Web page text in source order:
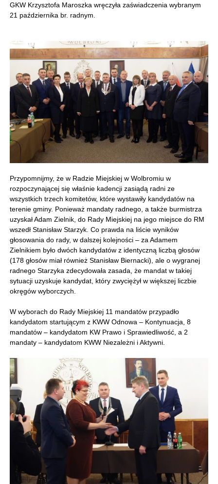
GKW Krzysztofa Maroszka wręczyła zaświadczenia wybranym
21 października br. radnym.
Przypomnijmy, że w Radzie Miejskiej w Wolbromiu w
rozpoczynającej się właśnie kadencji zasiądą radni ze
wszystkich trzech komitetów, które wystawiły kandydatów na
terenie gminy. Ponieważ mandaty radnego, a także burmistrza
uzyskał Adam Zielnik, do Rady Miejskiej na jego miejsce do RM
wszedł Stanisław Starzyk. Co prawda na liście wyników
głosowania do rady, w dalszej kolejności – za Adamem
Zielnikiem było dwóch kandydatów z identyczną liczbą głosów
(178 głosów miał również Stanisław Biernacki), ale o wygranej
radnego Starzyka zdecydowała zasada, że mandat w takiej
sytuacji uzyskuje kandydat, który zwyciężył w większej liczbie
okręgów wyborczych.
W wyborach do Rady Miejskiej 11 mandatów przypadło
kandydatom startującym z KWW Odnowa – Kontynuacja, 8
mandatów – kandydatom KW Prawo i Sprawiedliwość, a 2
mandaty – kandydatom KWW Niezależni i Aktywni.